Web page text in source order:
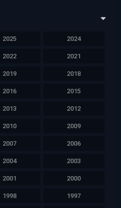
2025 2024
2022 2021
2019 2018
2016 2015
2013 2012
2010 2009
2007 2006
2004 2003
2001 2000
1998 1997